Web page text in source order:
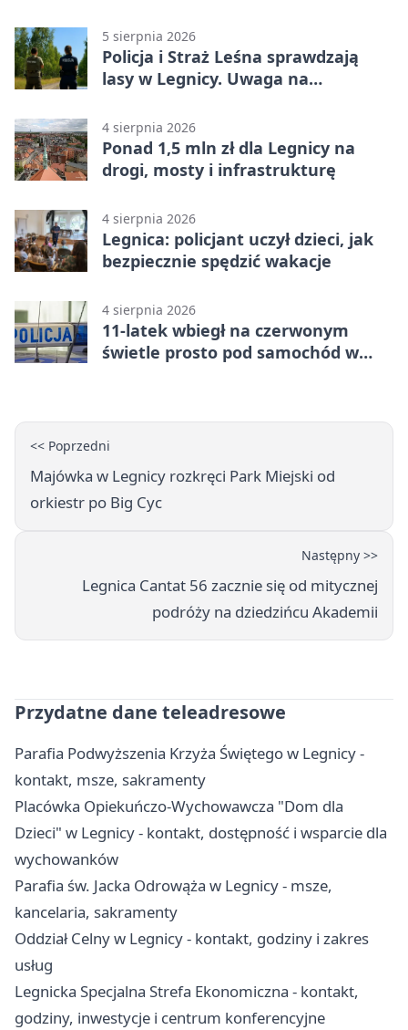
5 sierpnia 2026
Policja i Straż Leśna sprawdzają
lasy w Legnicy. Uwaga na
4 sierpnia 2026
Ponad 1,5 mln zł dla Legnicy na
drogi, mosty i infrastrukturę
4 sierpnia 2026
Legnica: policjant uczył dzieci, jak
bezpiecznie spędzić wakacje
4 sierpnia 2026
11-latek wbiegł na czerwonym
świetle prosto pod samochód w
<< Poprzedni
Majówka w Legnicy rozkręci Park Miejski od
orkiestr po Big Cyc
Następny >>
Legnica Cantat 56 zacznie się od mitycznej
podróży na dziedzińcu Akademii
Przydatne dane teleadresowe
Parafia Podwyższenia Krzyża Świętego w Legnicy -
kontakt, msze, sakramenty
Placówka Opiekuńczo-Wychowawcza "Dom dla
Dzieci" w Legnicy - kontakt, dostępność i wsparcie dla
wychowanków
Parafia św. Jacka Odrowąża w Legnicy - msze,
kancelaria, sakramenty
Oddział Celny w Legnicy - kontakt, godziny i zakres
usług
Legnicka Specjalna Strefa Ekonomiczna - kontakt,
godziny, inwestycje i centrum konferencyjne